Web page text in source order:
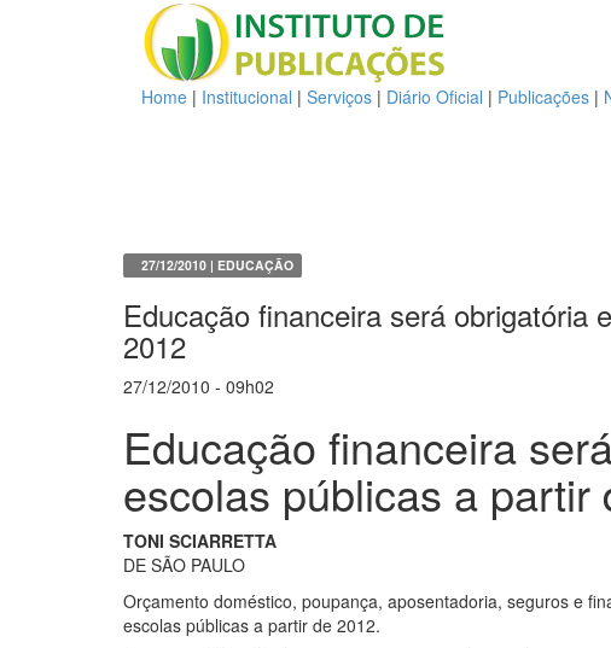
Home | Institucional | Serviços | Diário Oficial | Publicações |
27/12/2010 | EDUCAÇÃO
Educação financeira será obrigatória
2012
27/12/2010 - 09h02
Educação financeira
escolas públicas a partir
TONI SCIARRETTA
DE SÃO PAULO
Orçamento doméstico, poupança, aposentadoria, seguros e
escolas públicas a partir de 2012.